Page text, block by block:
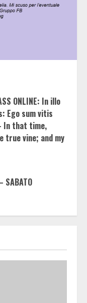
ONLINE: In illo
Ego sum vitis
In that time,
true vine; and my
SABATO